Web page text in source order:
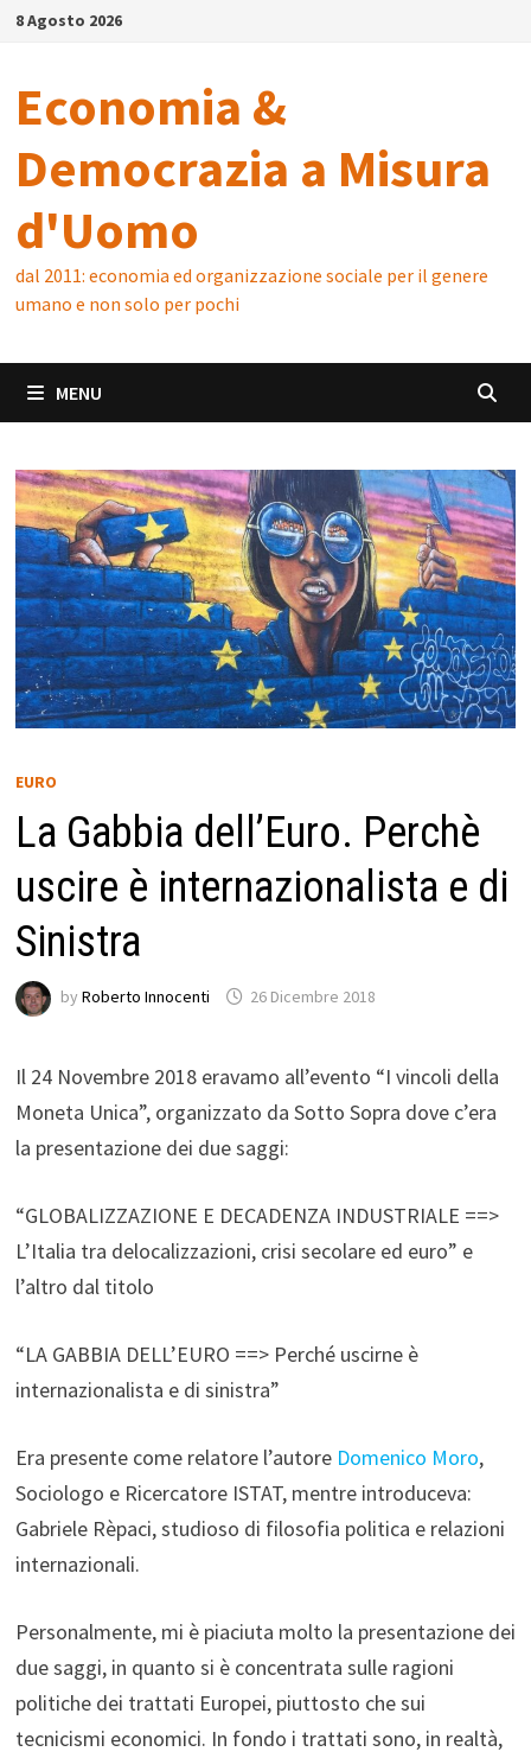
Skip8 Agosto 2026
Economia &
Democrazia a Misura
d'Uomo
dal 2011: economia ed organizzazione sociale per il genere
umano e non solo per pochi
MENU
EURO
La Gabbia dell’Euro. Perchè
uscire è internazionalista e di
Sinistra
by Roberto Innocenti 26 Dicembre 2018
Il 24 Novembre 2018 eravamo all’evento “I vincoli della
Moneta Unica”, organizzato da Sotto Sopra dove c’era
la presentazione dei due saggi:
“GLOBALIZZAZIONE E DECADENZA INDUSTRIALE ==>
L’Italia tra delocalizzazioni, crisi secolare ed euro” e
l’altro dal titolo
“LA GABBIA DELL’EURO ==> Perché uscirne è
internazionalista e di sinistra”
Era presente come relatore l’autore Domenico Moro,
Sociologo e Ricercatore ISTAT, mentre introduceva:
Gabriele Rèpaci, studioso di filosofia politica e relazioni
internazionali.
Personalmente, mi è piaciuta molto la presentazione dei
due saggi, in quanto si è concentrata sulle ragioni
politiche dei trattati Europei, piuttosto che sui
tecnicismi economici. In fondo i trattati sono, in realtà,